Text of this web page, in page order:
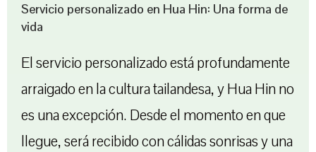
Servicio personalizado en Hua Hin: Una forma de
vida
El servicio personalizado está profundamente
arraigado en la cultura tailandesa, y Hua Hin no
es una excepción. Desde el momento en que
llegue, será recibido con cálidas sonrisas y una